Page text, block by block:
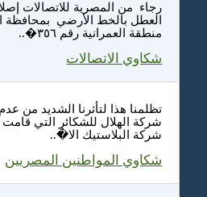
رجاء من المصرية للاتصالات
العطل بالخط الأرضي بمحافظة
منطقة العمرانية رقم ٣٥٦�..
شكاوي الاتصالات
تظلمنا هذا لتأثرنا الشديد من
شركة الهلال للشكائر التي قامت
شركة البلاستيك الا�..
شكاوي المواطنين المصريين